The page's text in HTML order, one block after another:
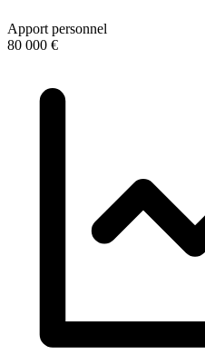
Apport personnel
80 000 €